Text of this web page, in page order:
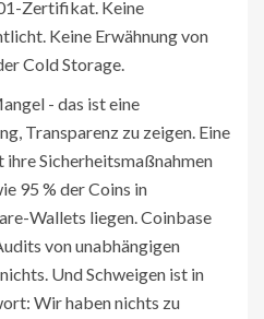
Zertifikat. Keine
Keine Erwähnung von
Cold Storage.
- das ist eine
Transparenz zu zeigen. Eine
Sicherheitsmaßnahmen
95 % der Coins in
Wallets liegen. Coinbase
von unabhängigen
Und Schweigen ist in
Wir haben nichts zu